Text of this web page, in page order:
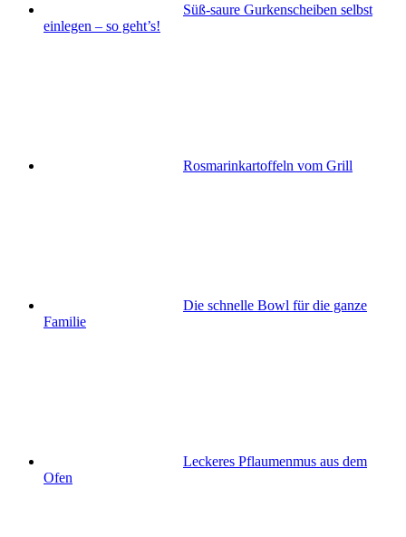
Süß-saure Gurkenscheiben selbst
einlegen – so geht’s!
Rosmarinkartoffeln vom Grill
Die schnelle Bowl für die ganze
Familie
Leckeres Pflaumenmus aus dem
Ofen